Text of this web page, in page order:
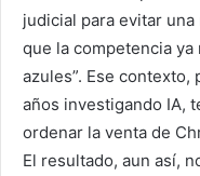
judicial para evitar
que la competencia ya
azules”. Ese contexto,
años investigando IA,
ordenar la venta de
El resultado, aun así,